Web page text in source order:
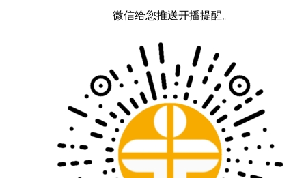
微信给您推送开播提醒。